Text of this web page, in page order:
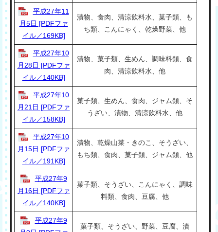
平成27年11
月5日 [PDFファ
イル／169KB]
漬物、食肉、清涼飲料水、菓子類、も
ち類、こんにゃく、乾燥野菜、他
平成27年10
月28日 [PDFファ
イル／140KB]
漬物、菓子類、生めん、調味料類、食
肉、清涼飲料水、他
平成27年10
月21日 [PDFファ
イル／158KB]
菓子類、生めん、食肉、ジャム類、そ
うざい、漬物、清涼飲料水、他
平成27年10
月15日 [PDFファ
イル／191KB]
漬物、乾燥山菜・きのこ、そうざい、
もち類、食肉、菓子類、ジャム類、他
平成27年9
月16日 [PDFファ
イル／140KB]
菓子類、そうざい、こんにゃく、調味
料類、食肉、豆腐、他
平成27年9
菓子類、そうざい、野菜、豆腐、漬